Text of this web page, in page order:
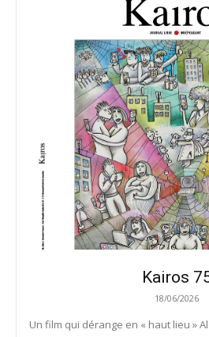
Kairos
18/06/2026
Un film qui dérange en « haut lieu »